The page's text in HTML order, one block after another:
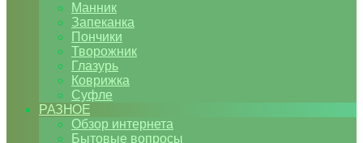
Манник
Запеканка
Пончики
Творожник
Глазурь
Коврижка
Суфле
РАЗНОЕ
Обзор интернета
Бытовые вопросы